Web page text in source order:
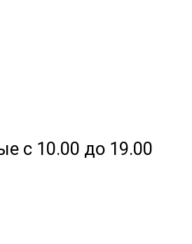
с 10.00 до 19.00